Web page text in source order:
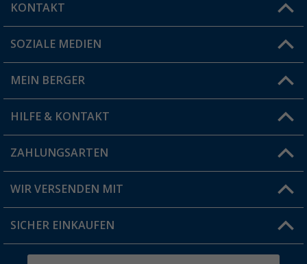
KONTAKT
Du hast eine Frage?
Filiale finden
SOZIALE MEDIEN
MEIN BERGER
Vorteilskarte
Blog
Jobs & Karriere
HILFE & KONTAKT
FAQ & Kontakt
Versandinformationen
Rücksendung
ZAHLUNGSARTEN
WIR VERSENDEN MIT
SICHER EINKAUFEN